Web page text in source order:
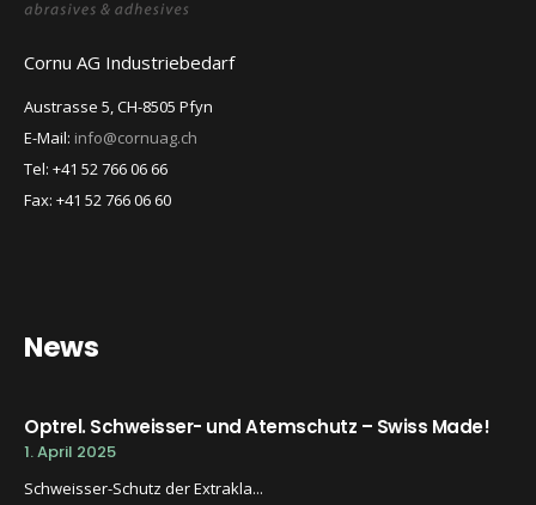
Cornu AG Industriebedarf
Austrasse 5, CH-8505 Pfyn
E-Mail: info@cornuag.ch
Tel: +41 52 766 06 66
Fax: +41 52 766 06 60
News
Optrel. Schweisser- und Atemschutz – Swiss Made!
1. April 2025
Schweisser-Schutz der Extrakla...